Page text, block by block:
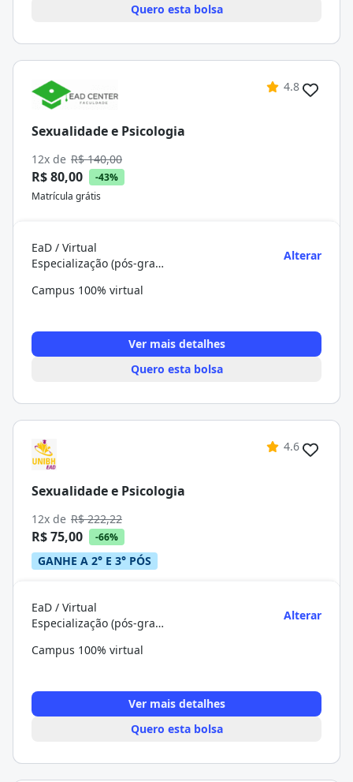
Quero esta bolsa
4.8
Sexualidade e Psicologia
12x de R$ 140,00
R$ 80,00
-43%
Matrícula grátis
EaD / Virtual
Especialização (pós-graduação)
Alterar
Campus 100% virtual
Ver mais detalhes
Quero esta bolsa
4.6
Sexualidade e Psicologia
12x de R$ 222,22
R$ 75,00 -66%
GANHE A 2° E 3° PÓS
EaD / Virtual
Especialização (pós-graduação)
Alterar
Campus 100% virtual
Ver mais detalhes
Quero esta bolsa